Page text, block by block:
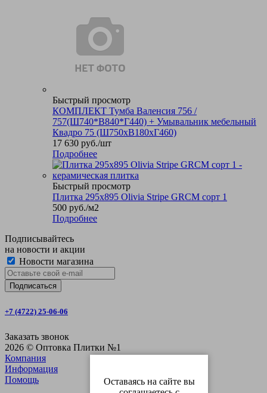
Быстрый просмотр
КОМПЛЕКТ Тумба Валенсия 756 /
757(Ш740*В840*Г440) + Умывальник мебельный
Квадро 75 (Ш750хВ180хГ460)
17 630 руб./шт
Подробнее
Быстрый просмотр
Плитка 295x895 Olivia Stripe GRCM сорт 1
500 руб./м2
Подробнее
Подписывайтесь
на новости и акции
Новости магазина
+7 (4722) 25-06-06
Заказать звонок
2026 © Оптовка Плитки №1
Компания
Информация
Помощь
Оставаясь на сайте вы